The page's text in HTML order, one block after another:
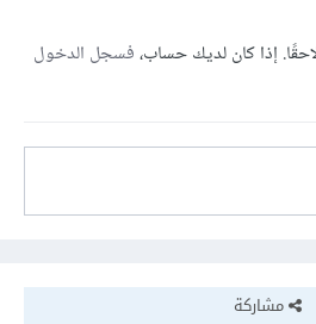
إذا كان لديك حساب،فسجل الدخول
مشاركة